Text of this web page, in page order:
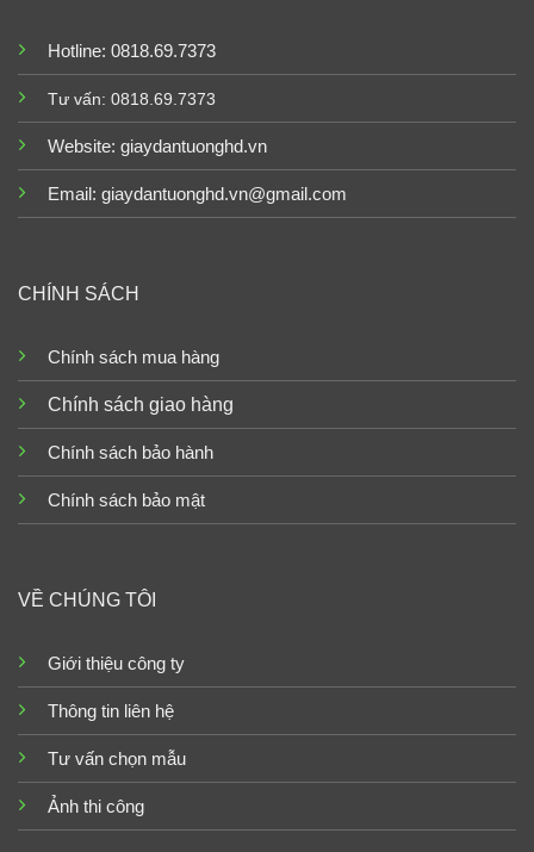
Hotline: 0818.69.7373
Tư vấn: 0818.69.7373
Website: giaydantuonghd.vn
Email: giaydantuonghd.vn@gmail.com
CHÍNH SÁCH
Chính sách mua hàng
Chính sách giao hàng
Chính sách bảo hành
Chính sách bảo mật
VỀ CHÚNG TÔI
Giới thiệu công ty
Thông tin liên hệ
Tư vấn chọn mẫu
Ảnh thi công